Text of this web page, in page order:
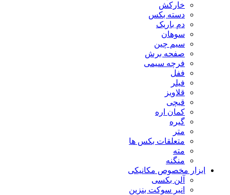
خارکش
دسته بکس
دم باریک
سوهان
سیم چین
صفحه برش
فرچه سیمی
ففل
فیلر
قلاویز
قیچی
کمان اره
گیره
متر
متعلقات بکس ها
مته
منگنه
ابزار مخصوص مکانیکی
آلن بکسی
انبر سوکت بنزین